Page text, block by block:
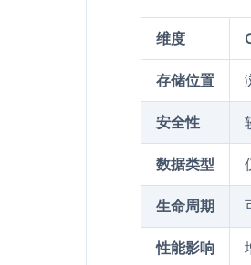
维度
存储位置
安全性
数据类型
生命周期
性能影响